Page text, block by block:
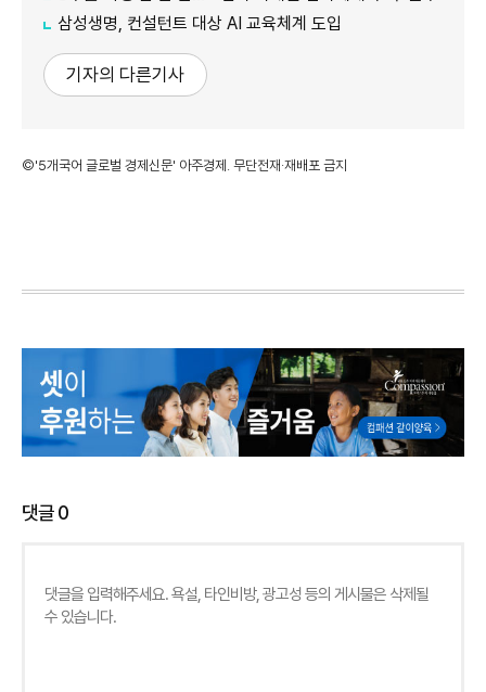
삼성생명, 컨설턴트 대상 AI 교육체계 도입
기자의 다른기사
©'5개국어 글로벌 경제신문' 아주경제. 무단전재·재배포 금지
댓글0